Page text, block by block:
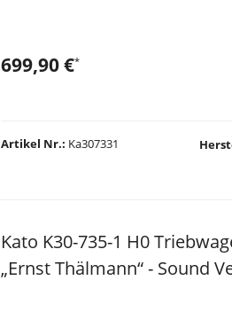
Artikel Nr. Ka307331
699,90 €*
Kato K30-735-1 H0
„Ernst Thälmann“ - Sound